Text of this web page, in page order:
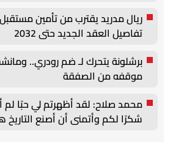
ريال مدريد يقترب من تأمين
تفاصيل العقد الجديد حتى 2032
برشلونة يتحرك لـ ضم رودري..
موقفه من الصفقة
محمد صلاح: لقد أظهرتم لي حبًا
شكرًا لكم وأتمنى أن أصنع التاريخ